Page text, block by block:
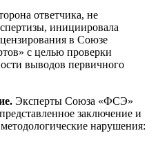
ответчика, не
инициировала
в Союзе
с целью проверки
выводов первичного
Эксперты Союза «ФСЭ»
заключение и
нарушения: